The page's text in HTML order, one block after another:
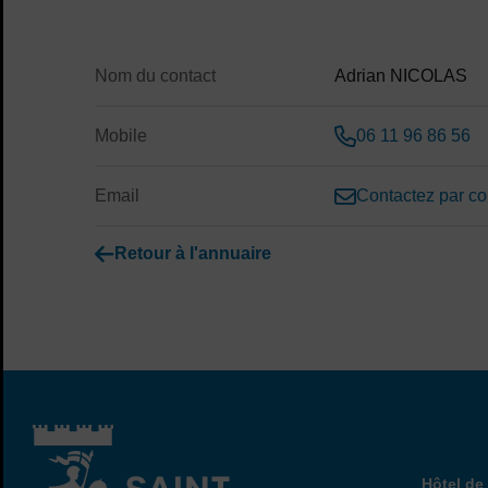
Contenu de la fiche
Nom du contact Adrian NICOLAS
Mobile 06 11 96 86 56
Email Contactez par
Retour à l'annuaire
Hôtel de